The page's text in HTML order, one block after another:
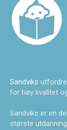
Sandviks
for høy kvalitet
Sandviks er en
største